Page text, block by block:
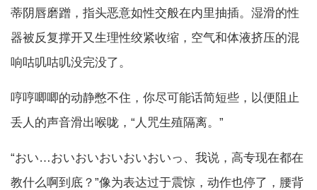
蒂阴唇磨蹭，指头恶意如性交般在内里抽插。湿滑的性
器被反复撑开又生理性绞紧收缩，空气和体液挤压的混
响咕叽咕叽没完没了。
哼哼唧唧的动静憋不住，你尽可能话简短些，以便阻止
丢人的声音滑出喉咙，“人咒生殖隔离。”
“おい…おいおいおいおいおいっ、我说，高专现在都在
教什么啊到底？”像为表达过于震惊，动作也停了，腰背